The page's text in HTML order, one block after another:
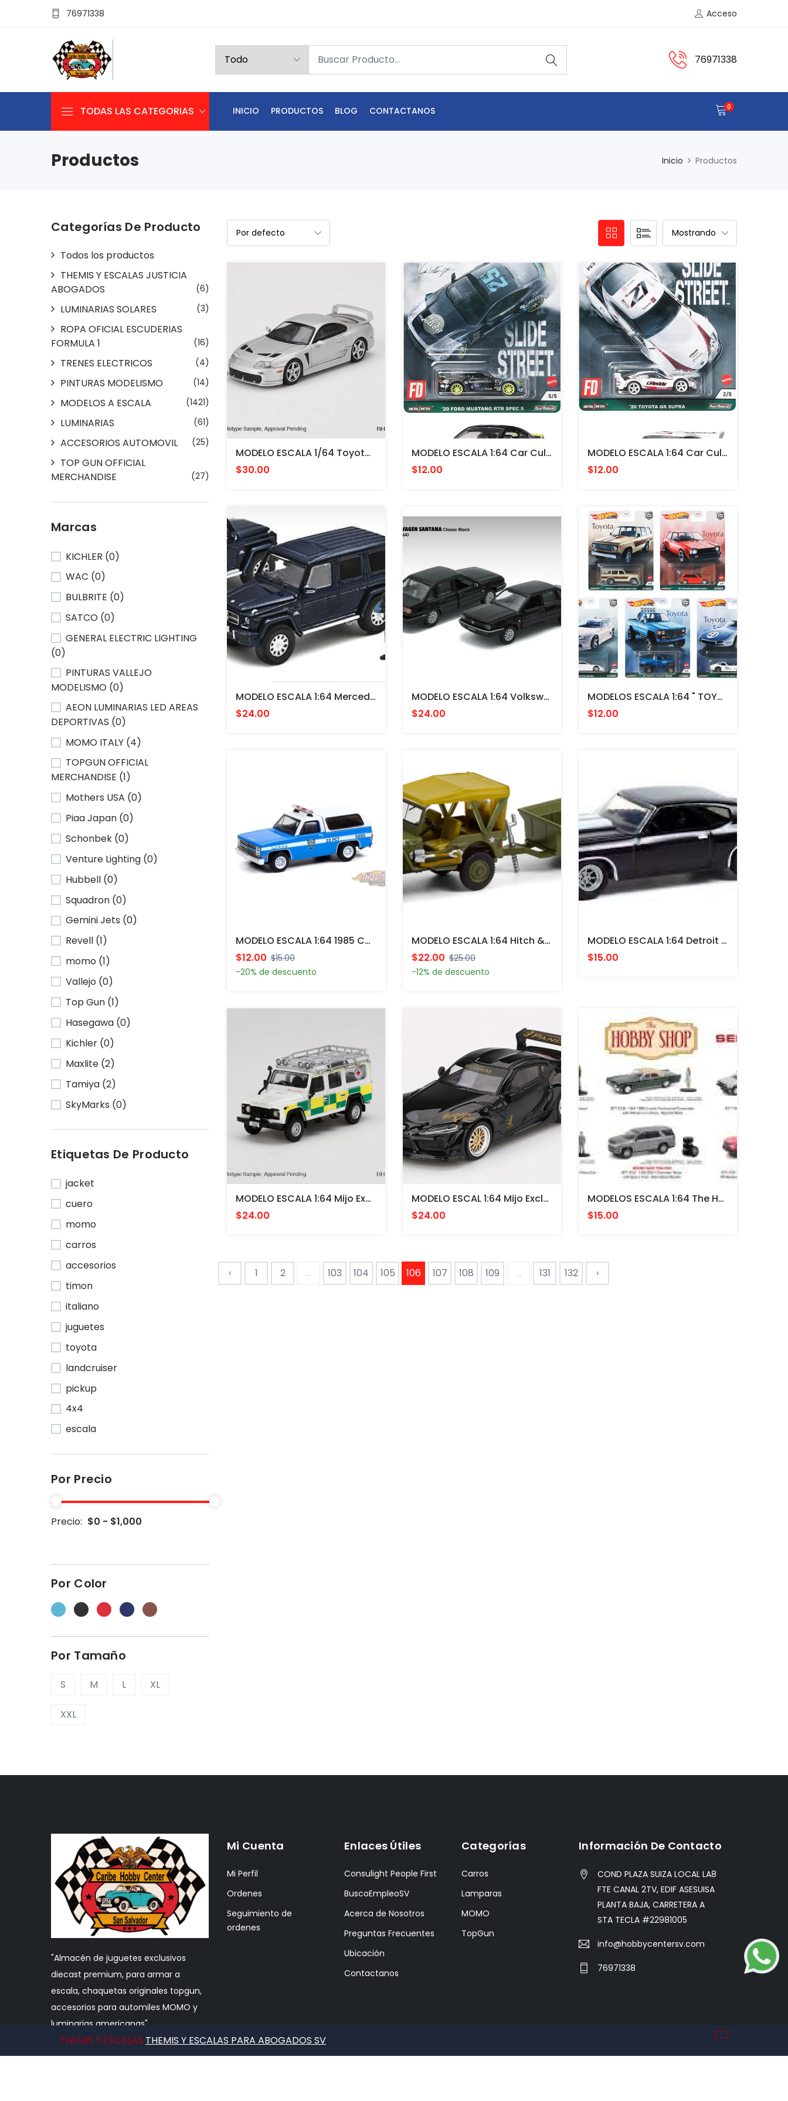
76971338 Acceso
76971338
TODAS LAS CATEGORIAS INICIO PRODUCTOS BLOG CONTACTANOS 0
Productos Inicio Productos
MODELO ESCALA 1/64 Toyota TRD 3000GT Alpine Silver Metallic Limited Edition
$30.00
MODELO ESCALA 1:64 Car Culture 2021 " SLIDE STREET " 2020 Ford Mustang RTR Spec 5 PRECIOS ESPECAILES
$12.00
MODELO ESCALA 1:64 Car Culture 2021 " SLIDE STREET " 2020 Toyota GR Supra Pandem PRECIOS ESPECAILES
$12.00
MODELO ESCALA 1:64 Mercedes-Benz G63 1st Special Edition (Midnight Blue) (SDU)
$24.00
MODELO ESCALA 1:64 Volkswagen Santana Passat Black
$24.00
MODELOS ESCALA 1:64 " TOYOTA " SERIE CLASICOS 2021 HOT WHEELS PREMIUM LIMITED EDITION PRECIOS ESPECIALES
$12.00
MODELO ESCALA 1:64 1985 Chevrolet K-5 Blazer - New York City Police Dept (NYPD)
$12.00 $15.00
-20% de descuento
MODELO ESCALA 1:64 Hitch & Tow Series 22 - 1943 Willys MB Jeep
$22.00 $25.00
-12% de descuento
MODELO ESCALA 1:64 Detroit Speed, Inc. Series 2 - Mo’s 1970 Chevrolet Chevelle - Black
$15.00
MODELO ESCALA 1:64 Mijo Exclusive World Wide Land Rover Defender 110 British Red Cross Search & Rescue CRUZ ROJA
$24.00
MODELO ESCAL 1:64 Mijo Exclusive USA Pandem Toyota GR Supra V1.0 Black Limited Edition
$24.00
MODELOS ESCALA 1:64 The Hobby Shop Series 11
$15.00
‹ 1 2 ... 103 104 105 106 107 108 109 ... 131 132 ›
Categorías De Producto
Todos los productos
THEMIS Y ESCALAS JUSTICIA
ABOGADOS
(6)
LUMINARIAS SOLARES (3)
ROPA OFICIAL ESCUDERIAS
FORMULA 1
(16)
TRENES ELECTRICOS (4)
PINTURAS MODELISMO (14)
MODELOS A ESCALA (1421)
LUMINARIAS (61)
ACCESORIOS AUTOMOVIL (25)
TOP GUN OFFICIAL
MERCHANDISE
(27)
Marcas
KICHLER (0)
WAC (0)
BULBRITE (0)
SATCO (0)
GENERAL ELECTRIC LIGHTING
(0)
PINTURAS VALLEJO
MODELISMO (0)
AEON LUMINARIAS LED AREAS
DEPORTIVAS (0)
MOMO ITALY (4)
TOPGUN OFFICIAL
MERCHANDISE (1)
Mothers USA (0)
Piaa Japan (0)
Schonbek (0)
Venture Lighting (0)
Hubbell (0)
Squadron (0)
Gemini Jets (0)
Revell (1)
momo (1)
Vallejo (0)
Top Gun (1)
Hasegawa (0)
Kichler (0)
Maxlite (2)
Tamiya (2)
SkyMarks (0)
Etiquetas De Producto
jacket
cuero
momo
carros
accesorios
timon
italiano
juguetes
toyota
landcruiser
pickup
4x4
escala
Por Precio
Precio: $0 - $1,000
Por Color
Por Tamaño
S M L XL
XXL
"Almacén de juguetes exclusivos
diecast premium, para armar a
escala, chaquetas originales topgun,
accesorios para automiles MOMO y
luminarias americanas"
Mi Cuenta
Mi Perfil
Ordenes
Seguimiento de
ordenes
Enlaces Útiles
Consulight People First
BuscoEmpleoSV
Acerca de Nosotros
Preguntas Frecuentes
Ubicación
Contactanos
Categorías
Carros
Lamparas
MOMO
TopGun
Información De Contacto
COND PLAZA SUIZA LOCAL LA8
FTE CANAL 2TV, EDIF ASESUISA
PLANTA BAJA, CARRETERA A
STA TECLA #22981005
info@hobbycentersv.com
76971338
THEMIS Y ESCALAS THEMIS Y ESCALAS PARA ABOGADOS SV